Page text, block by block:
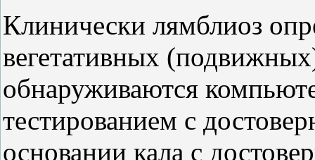
Клинически лямблиоз
вегетативных
обнаруживаются
тестированием с
основании кала с